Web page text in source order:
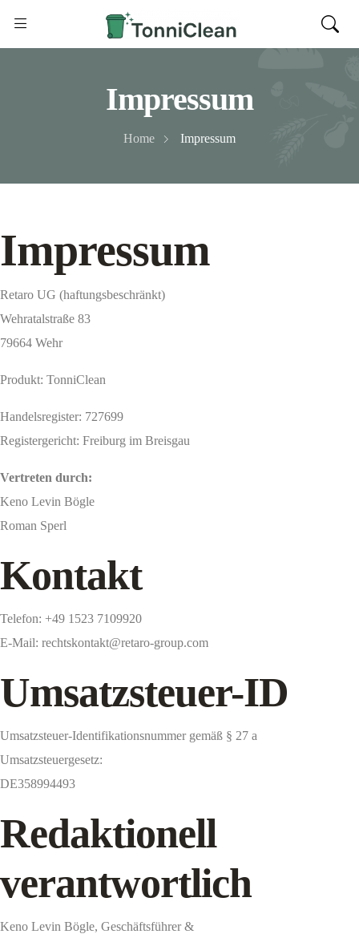
Impressum
Home Impressum
Impressum
Retaro UG (haftungsbeschränkt)
Wehratalstraße 83
79664 Wehr
Produkt: TonniClean
Handelsregister: 727699
Registergericht: Freiburg im Breisgau
Vertreten durch:
Keno Levin Bögle
Roman Sperl
Kontakt
Telefon: +49 1523 7109920
E-Mail: rechtskontakt@retaro-group.com
Umsatzsteuer-ID
Umsatzsteuer-Identifikationsnummer gemäß § 27 a
Umsatzsteuergesetz:
DE358994493
Redaktionell
verantwortlich
Keno Levin Bögle, Geschäftsführer &